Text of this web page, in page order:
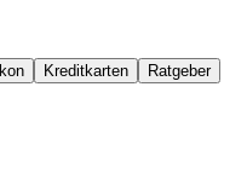
Kreditkarten Ratgeber